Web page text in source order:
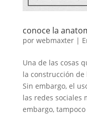
conoce la
por webmaxter|
Una de las cosas
la construcción
Sin embargo, el
las redes sociales
embargo,